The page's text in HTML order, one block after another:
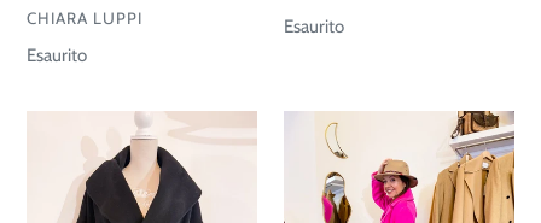
VENDITORE
CHIARA LUPPI
Prezzo
listino
Esaurito
Prezzo
Esaurito
Cappotto
double
Fucsia